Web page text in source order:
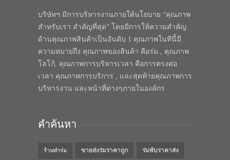
บริษัทฯ มีการบริหารงานภายใต้นโยบาย “คุณภาพ
สำหรับเรา สำคัญที่สุด” โดยมีการให้ความสำคัญ
ด้านคุณภาพสินค้าเป็นอันดับ 1 คุณภาพในทีนี้มี
ความหมายถึง คุณภาพของสินค้า คือร่ม , คุณภาพ
โลโก้, คุณภาพการบริหารเวลา คือการตรงต่อ
เวลา คุณภาพการบริการ , และสุดท้ายคุณภาพการ
บริหารงาน และหน้าที่ต่างๆภายในองค์กร
คำค้นหา
ร้านทำร่ม ขายส่งร่มราคาถูก ร่มพับราคาส่ง